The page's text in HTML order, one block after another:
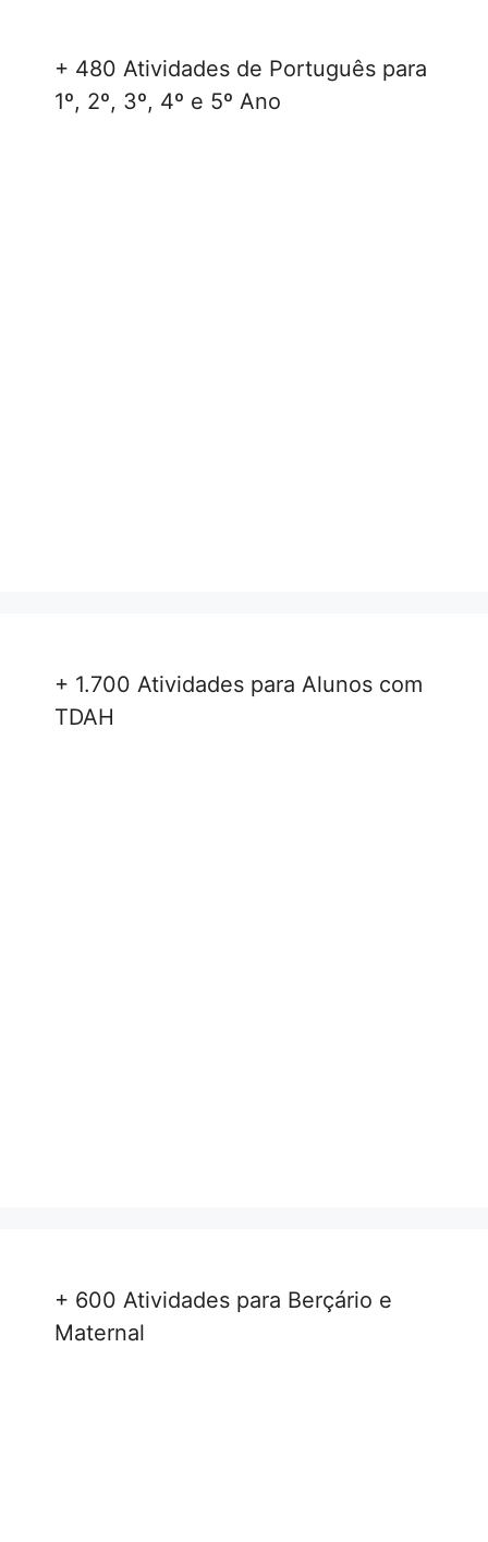
+ 480 Atividades de Português para
1º, 2º, 3º, 4º e 5º Ano
+ 1.700 Atividades para Alunos com
TDAH
+ 600 Atividades para Berçário e
Maternal